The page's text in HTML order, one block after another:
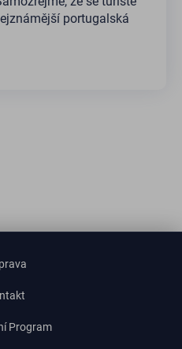
portugalská
Program